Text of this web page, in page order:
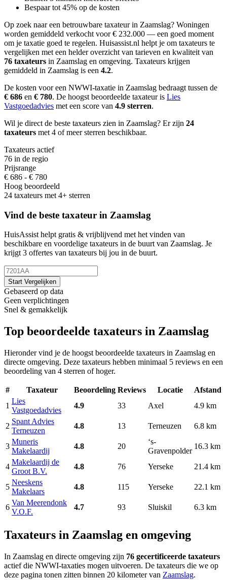
Bespaar tot 45% op de kosten
Op zoek naar een betrouwbare taxateur in Zaamslag? Woningen
worden gemiddeld verkocht voor € 232.000 — een goed moment
om je taxatie goed te regelen. Huisassist.nl helpt je om taxateurs te
vergelijken met een helder overzicht van tarieven en kwaliteit van
76 taxateurs in Zaamslag en omgeving. Taxateurs krijgen
gemiddeld in Zaamslag is een 4.2.
De kosten voor een NWWI-taxatie in Zaamslag bedraagt tussen de
€ 686 en € 780. De hoogst beoordeelde taxateur is Lies
Vastgoedadvies met een score van 4.9 sterren.
Wil je direct de beste taxateurs zien in Zaamslag? Er zijn 24
taxateurs met 4 of meer sterren beschikbaar.
Taxateurs actief
76 in de regio
Prijsrange
€ 686 - € 780
Hoog beoordeeld
24 taxateurs met 4+ sterren
Vind de beste taxateur in Zaamslag
HuisAssist helpt gratis & vrijblijvend met het vinden van
beschikbare en voordelige taxateurs in de buurt van Zaamslag. Je
krijgt 3 offertes van taxateurs bij jou in de buurt.
Start Vergelijken
Gebaseerd op data
Geen verplichtingen
Snel & gemakkelijk
Top beoordeelde taxateurs in Zaamslag
Hieronder vind je de hoogst beoordeelde taxateurs in Zaamslag en
directe omgeving. Deze taxateurs hebben minimaal 5 reviews en een
beoordeling van 4 sterren of hoger.
# Taxateur Beoordeling Reviews Locatie
Afstand
1
Lies
Vastgoedadvies
4.9 33 Axel 4.9 km
2
Spant Advies
Terneuzen
4.8 13 Terneuzen 6.8 km
3
Muneris
Makelaardij
4.8 20
‘s-
Gravenpolder
16.3 km
4
Makelaardij de
Groot B.V.
4.8 76 Yerseke 21.4 km
5
Neeskens
Makelaars
4.8 115 Yerseke 22.1 km
6
Van Meerendonk
V.O.F.
4.7 93 Sluiskil 6.3 km
Taxateurs in Zaamslag en omgeving
In Zaamslag en directe omgeving zijn 76 gecertificeerde taxateurs
actief die NWWI-taxaties mogen uitvoeren. De taxateurs die we op
deze pagina tonen zitten binnen 20 kilometer van Zaamslag.